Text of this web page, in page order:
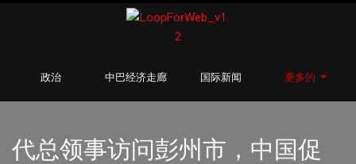
政治 中巴经济走廊 国际新闻 更多的
代总领事访问彭州市，中国促